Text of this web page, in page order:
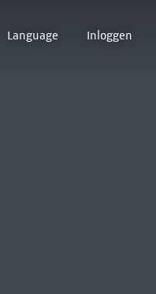
Language Inloggen